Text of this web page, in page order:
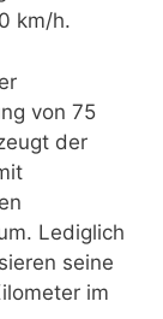
km/h.
von 75
der
Lediglich
seine
im